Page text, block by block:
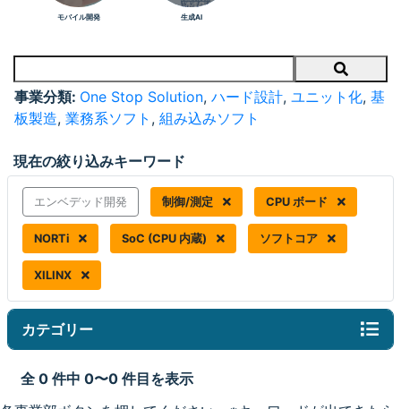
モバイル開発 生成AI
Search
事業分類: One Stop Solution, ハード設計, ユニット化, 基
板製造, 業務系ソフト , 組み込みソフト
現在の絞り込みキーワード
エンベデッド開発 制御/測定 CPU ボード
NORTi SoC (CPU 内蔵) ソフトコア
XILINX
カテゴリー
全 0 件中 0〜0 件目を表示